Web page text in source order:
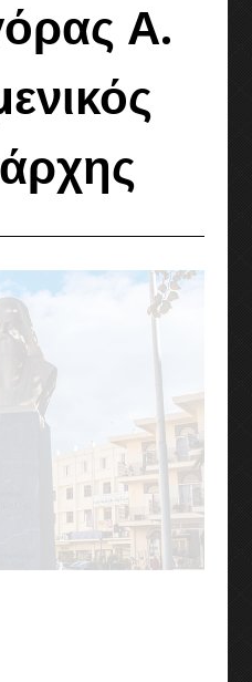
2011
Α.